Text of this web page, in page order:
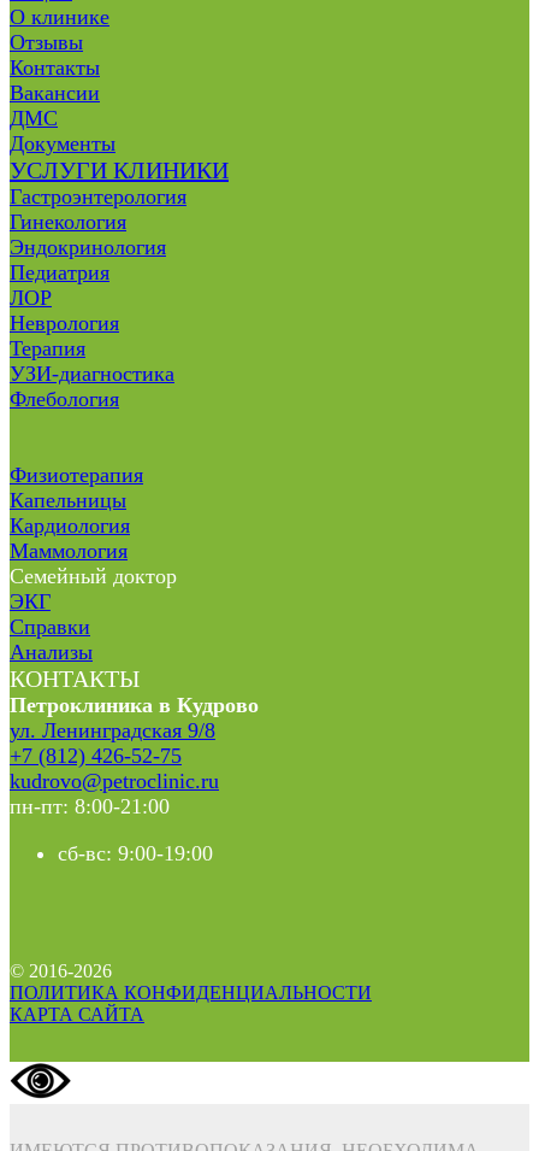
О клинике
Отзывы
Контакты
Вакансии
ДМС
Документы
УСЛУГИ КЛИНИКИ
Гастроэнтерология
Гинекология
Эндокринология
Педиатрия
ЛОР
Неврология
Терапия
УЗИ-диагностика
Флебология
Физиотерапия
Капельницы
Кардиология
Маммология
Семейный доктор
ЭКГ
Справки
Анализы
КОНТАКТЫ
Петроклиника в Кудрово
ул. Ленинградская 9/8
+7 (812) 426-52-75
kudrovo@petroclinic.ru
пн-пт: 8:00-21:00
сб-вс: 9:00-19:00
© 2016-2026
ПОЛИТИКА КОНФИДЕНЦИАЛЬНОСТИ
КАРТА САЙТА